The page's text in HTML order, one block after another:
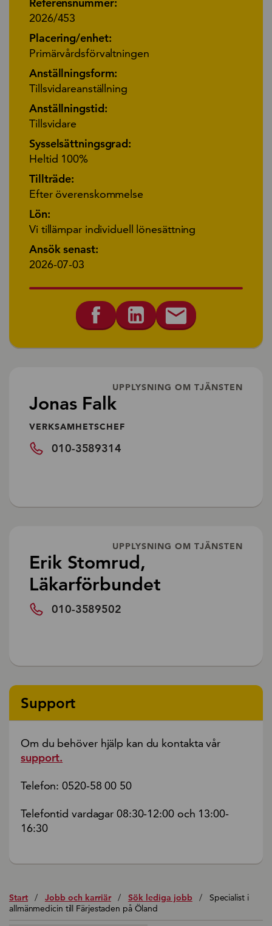
2026/453
Placering/enhet:
Primärvårdsförvaltningen
Anställningsform:
Tillsvidareanställning
Anställningstid:
Tillsvidare
Sysselsättningsgrad:
Heltid 100%
Tillträde:
Efter överenskommelse
Lön:
Vi tillämpar individuell lönesättning
Ansök senast:
2026-07-03
UPPLYSNING OM TJÄNSTEN
Jonas Falk
VERKSAMHETSCHEF
010-3589314
UPPLYSNING OM TJÄNSTEN
Erik Stomrud,
Läkarförbundet
010-3589502
Support
Om du behöver hjälp kan du kontakta vår
support.
Telefon: 0520-58 00 50
Telefontid vardagar 08:30-12:00 och 13:00-
16:30
Start / Jobb och karriär / Sök lediga jobb /
Specialist i
allmänmedicin till Färjestaden på Öland